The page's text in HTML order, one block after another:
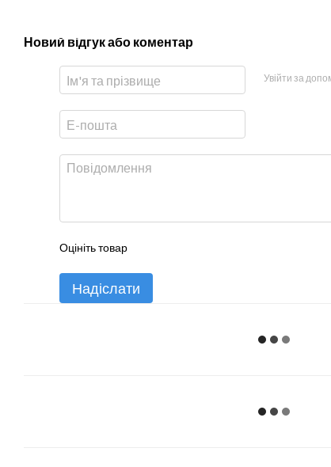
Новий відгук або коментар
Увійти за
Оцініть товар
Надіслати